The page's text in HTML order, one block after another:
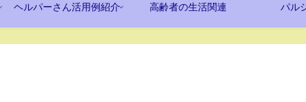
ヘルパーさん活用例紹介 高齢者の生活関連 パル